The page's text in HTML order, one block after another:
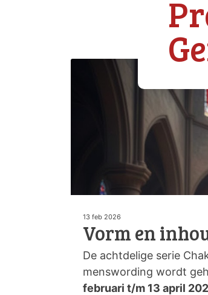
13 feb 2026
Vorm en
De achtdelige serie
menswording wordt
februari t/m 13 april